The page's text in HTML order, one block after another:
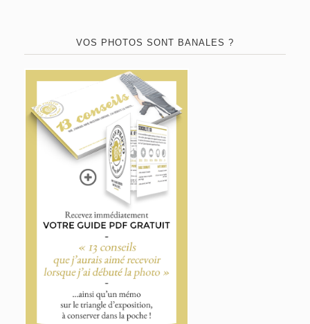
VOS PHOTOS SONT BANALES ?